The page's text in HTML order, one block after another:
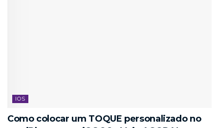
IOS
Como colocar um TOQUE personalizado no